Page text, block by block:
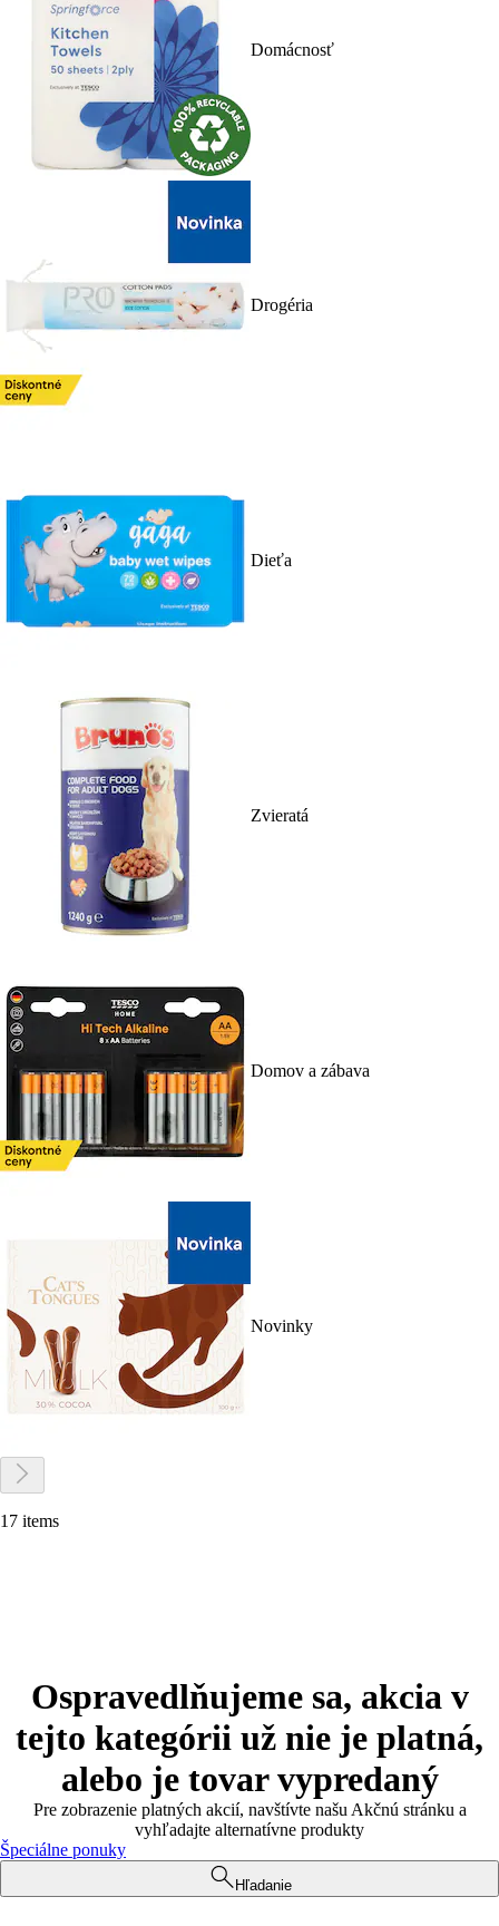
Domácnosť
Drogéria
Dieťa
Zvieratá
Domov a zábava
Novinky
17 items
Ospravedlňujeme sa, akcia v
tejto kategórii už nie je platná,
alebo je tovar vypredaný
Pre zobrazenie platných akcií, navštívte našu Akčnú stránku a
vyhľadajte alternatívne produkty
Špeciálne ponuky
Hľadanie